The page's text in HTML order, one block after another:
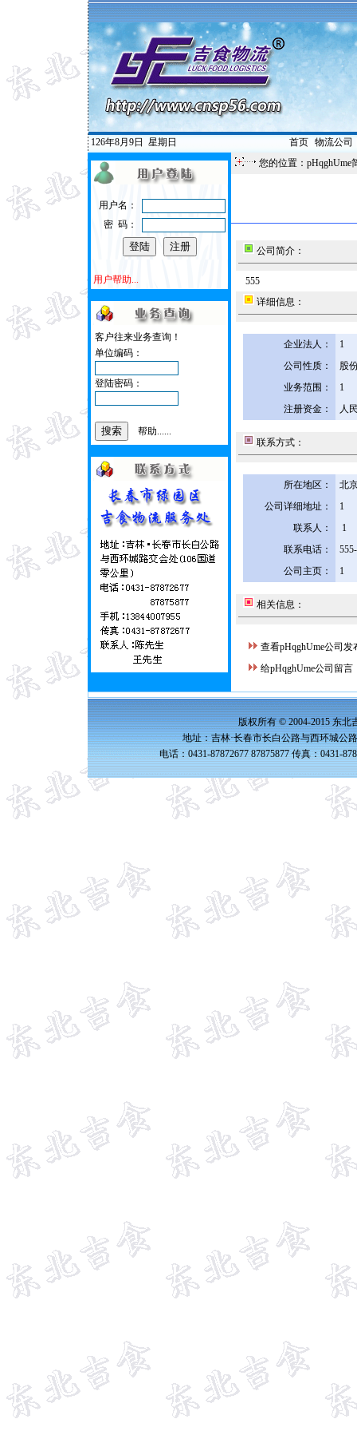
126年8月9日 星期日 首页| 物流公司
用户名：
密 码：
用户帮助...
客户往来业务查询！
单位编码：
登陆密码：
帮助......
您的位置：pHqghUme
公司简介：
555
详细信息：
企业法人：
1
公司性质：
股
业务范围：
1
注册资金：
人
联系方式：
所在地区：
北
公司详细地址：
1
联系人：
1
联系电话：
公司主页：
1
相关信息：
查看pHqghUme公司发
给pHqghUme公司留言
版权所有 © 2004-2015 东北
地址：吉林·长春市长白公路与西环城公
电话：0431-87872677 87875877 传真：0431-